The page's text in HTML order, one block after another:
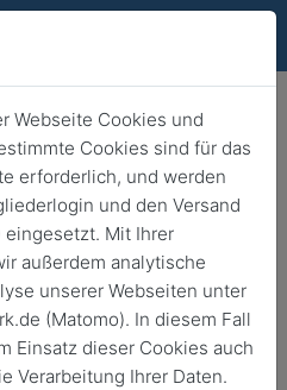
Winkler-
Freiheitsgrade
17:00 19:00
Webseite Cookies und
Cookies sind für das
erforderlich, und werden
und den Versand
eingesetzt. Mit Ihrer
außerdem analytische
unserer Webseiten unter
(Matomo). In diesem Fall
Einsatz dieser Cookies auch
Verarbeitung Ihrer Daten.